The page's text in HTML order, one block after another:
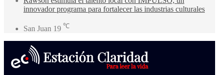
innovador programa para fortalecer las industrias culturales
San Juan 19 ℃